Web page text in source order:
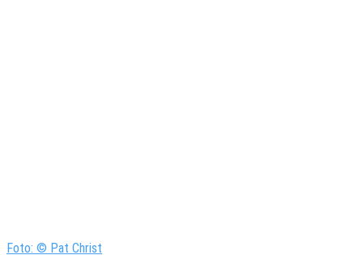
Foto: © Pat Christ